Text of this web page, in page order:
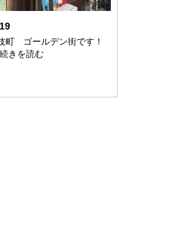
町 ゴールデン街です！
きを読む